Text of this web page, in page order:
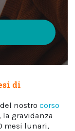
di
nostro corso
gravidanza
mesi lunari,